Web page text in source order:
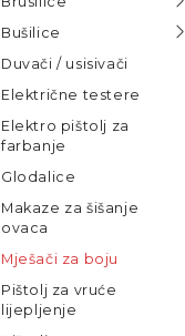
Bušilice
Duvači / usisivači
Električne testere
Elektro pištolj za
farbanje
Glodalice
Makaze za šišanje
ovaca
Mješači za boju
Pištolj za vruće
lijepljenje